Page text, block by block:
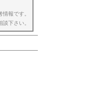
報です。
下さい。